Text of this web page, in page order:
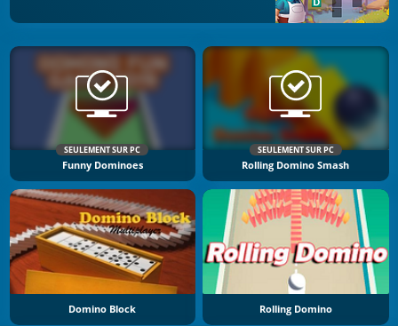
SEULEMENT SUR PC
Funny Dominoes
SEULEMENT SUR PC
Rolling Domino Smash
Domino Block Rolling Domino